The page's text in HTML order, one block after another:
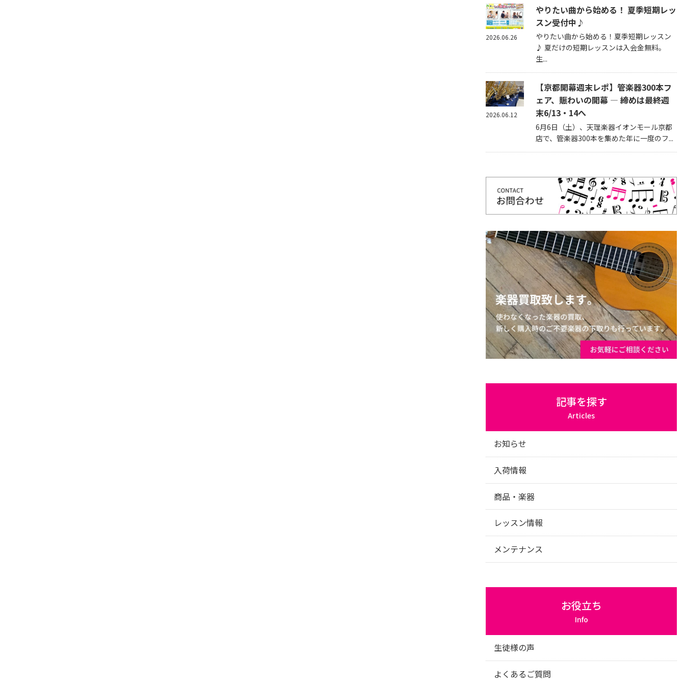
やりたい曲から始める！ 夏季短期レッ
スン受付中♪
やりたい曲から始める！夏季短期レッスン
♪ 夏だけの短期レッスンは入会金無料。
生...
2026.06.26
【京都開幕週末レポ】管楽器300本フ
ェア、賑わいの開幕 — 締めは最終週
末6/13・14へ
6月6日（土）、天理楽器イオンモール京都
店で、管楽器300本を集めた年に一度のフ...
2026.06.12
記事を探す
Articles
お知らせ
入荷情報
商品・楽器
レッスン情報
メンテナンス
お役立ち
Info
生徒様の声
よくあるご質問